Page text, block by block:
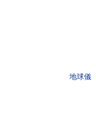
地球儀